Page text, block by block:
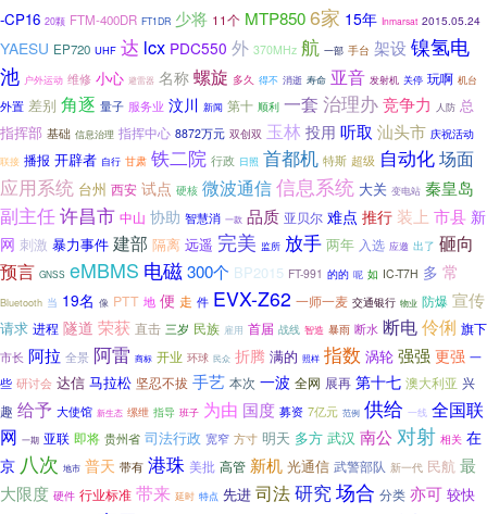
-CP16 20颗 FTM-400DR FT1DR 少将 11个 MTP8506家 15年 Inmarsat 2015.05.24
YAESU EP720 UHF 达 lcx PDC550 外 370MHz 航 一部 手台 架设 镍氢电
池 户外运动 维修 小心 避雷器 名称 螺旋 多久 得不 消逝 寿命 亚音 发射机 关停 玩啊 机台
外置 差别 角逐 量子 服务业 汶川 新闻 第十 顺利 一套 治理办竞争力 人防 总
指挥部 基础 信息治理 指挥中心 8872万元 双创双 玉林 投用 听取 汕头市 庆祝活动
联接 播报 开辟者 自行 甘肃 铁二院 行政 日照 首都机 特斯 超级 自动化场面
应用系统 台州 西安 试点 硬核 微波通信信息系统 大关 变电站 秦皇岛
副主任许昌市 中山 协助 智慧消 一款 品质 亚贝尔 难点 推行 装上 市县 新
网 刺激 暴力事件 建部 隔离 远遥 完美 监所 放手 两年 入选 应邀 出了 砸向
预言 GNSS eMBMS 电磁300个 BP2015 FT-991 的的 呢 如 IC-T7H 多 常
Bluetooth 当 19名 像 PTT 地 便 走 件 EVX-Z62 一师一麦 交通银行 物业 防爆 宣传
请求 进程 隧道 荣获 直击 三岁 民族 雇用 首届 战线 智造 暴雨 断水 断电伶俐 旗下
市长 阿拉 全景 阿雷 商标 开业 环球 民众 折腾 满的 照样 指数 涡轮 强强 更强 一
些 研讨会 达信 马拉松 坚忍不拔 手艺 本次 一波 全网 展再 第十七 澳大利亚 兴
趣 给予 大使馆 新生态 缧绁 指导 班子 为由 国度 募资 7亿元 范例 供给 一线 全国联
网 一期 亚联 即将 贵州省 司法行政 宽窄 方寸 明天 多方 武汉 南公 对射 相关 在
京 八次 地市 普天 带有 港珠 美批 高管 新机 光通信 武警部队 新一代 民航 最
大限度 硬件 行业标准 带来 延时 特点 先进 司法研究场合 分类 亦可 较快